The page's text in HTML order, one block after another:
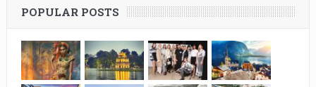
POPULAR POSTS